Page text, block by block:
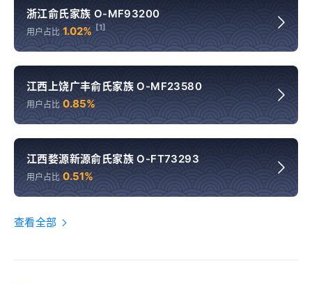
浙江俞氏家族 O-MF93200
用户占比 1.02% [1]
江西上饶广丰俞氏家族 O-MF23580
用户占比 0.85%
江西婺源新源俞氏家族 O-FT73293
用户占比 0.51%
查看全部